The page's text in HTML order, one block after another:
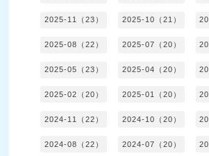
2025-11（23） 2025-10（21）
2025-08（22） 2025-07（20）
2025-05（23） 2025-04（20）
2025-02（20） 2025-01（20）
2024-11（22） 2024-10（20）
2024-08（22） 2024-07（20）